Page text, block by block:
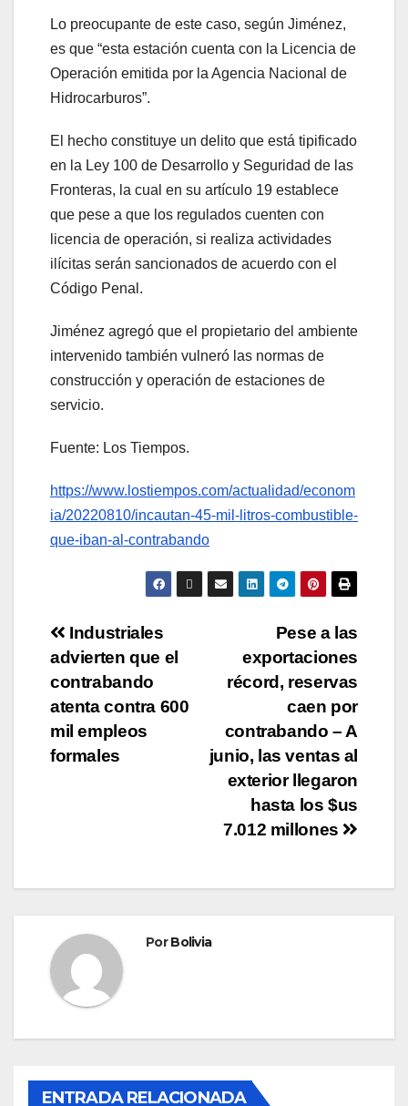
Lo preocupante de este caso, según Jiménez,
es que “esta estación cuenta con la Licencia de
Operación emitida por la Agencia Nacional de
Hidrocarburos”.
El hecho constituye un delito que está tipificado
en la Ley 100 de Desarrollo y Seguridad de las
Fronteras, la cual en su artículo 19 establece
que pese a que los regulados cuenten con
licencia de operación, si realiza actividades
ilícitas serán sancionados de acuerdo con el
Código Penal.
Jiménez agregó que el propietario del ambiente
intervenido también vulneró las normas de
construcción y operación de estaciones de
servicio.
Fuente: Los Tiempos.
https://www.lostiempos.com/actualidad/econom
ia/20220810/incautan-45-mil-litros-combustible-
que-iban-al-contrabando
Pese a las
exportaciones
récord, reservas
caen por
contrabando – A
junio, las ventas al
exterior llegaron
hasta los $us
7.012 millones
Industriales
advierten que el
contrabando
atenta contra 600
mil empleos
formales
PorBolivia
ENTRADA RELACIONADA